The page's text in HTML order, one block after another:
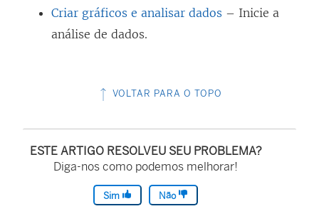
Criar gráficos e analisar dados – Inicie a
análise de dados.
VOLTAR PARA O TOPO
ESTE ARTIGO RESOLVEU SEU PROBLEMA?
Diga-nos como podemos melhorar!
Sim Não